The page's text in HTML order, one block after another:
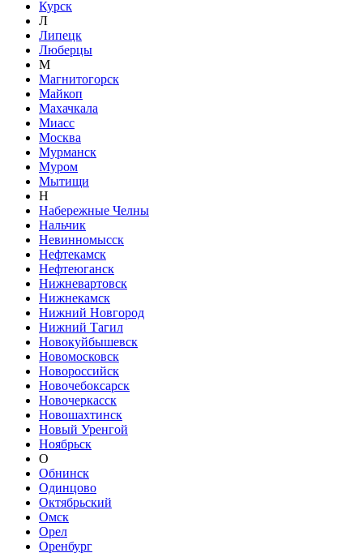
Курск
Л
Липецк
Люберцы
М
Магнитогорск
Майкоп
Махачкала
Миасс
Москва
Мурманск
Муром
Мытищи
Н
Набережные Челны
Нальчик
Невинномысск
Нефтекамск
Нефтеюганск
Нижневартовск
Нижнекамск
Нижний Новгород
Нижний Тагил
Новокуйбышевск
Новомосковск
Новороссийск
Новочебоксарск
Новочеркасск
Новошахтинск
Новый Уренгой
Ноябрьск
О
Обнинск
Одинцово
Октябрьский
Омск
Орел
Оренбург